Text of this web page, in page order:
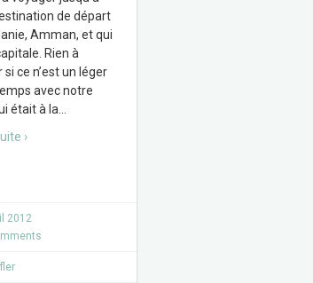
de départ
Amman, et qui
Rien à
si ce n’est un léger
avec notre
était à la
›
t
t 2012